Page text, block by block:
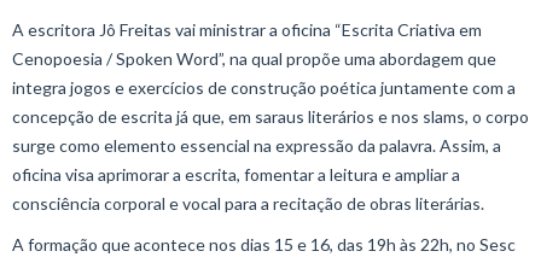
A escritora Jô Freitas vai ministrar a oficina “Escrita Criativa em
Cenopoesia / Spoken Word”, na qual propõe uma abordagem que
integra jogos e exercícios de construção poética juntamente com a
concepção de escrita já que, em saraus literários e nos slams, o corpo
surge como elemento essencial na expressão da palavra. Assim, a
oficina visa aprimorar a escrita, fomentar a leitura e ampliar a
consciência corporal e vocal para a recitação de obras literárias.
A formação que acontece nos dias 15 e 16, das 19h às 22h, no Sesc